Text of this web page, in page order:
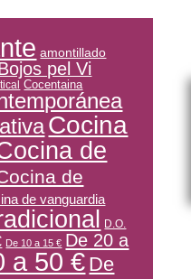
amontillado
pel Vi
Cocentaina
Cocina
de
de
de vanguardia
D.O.
De 10 a 15 € De 20 a
a 50 €De